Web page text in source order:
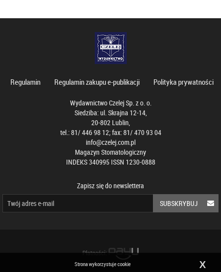
Regulamin Regulamin zakupu e-publikacji Polityka prywatności
Wydawnictwo Czelej Sp. z o. o.
Siedziba: ul. Skrajna 12-14,
20-802 Lublin,
tel.: 81/ 446 98 12; fax: 81/ 470 93 04
info@czelej.com.pl
Magazyn Stomatologiczny
INDEKS 340995 ISSN 1230-0888
Zapisz się do newslettera
SUBSKRYBUJ
Płatności:
Strona wykorzystuje cookie X